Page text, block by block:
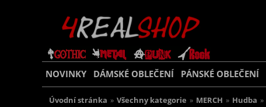
NOVINKY DÁMSKÉ OBLEČENÍ PÁNSKÉ OBLEČENÍ
Úvodní stránka » Všechny kategorie » MERCH » Hudba »